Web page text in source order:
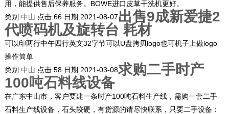
用，能提供售后保养服务。BOWE进口皮草干洗机更好。
类别:中山 点击:66 日期:2021-08-07出售9成新爱捷2
代喷码机及旋转台 耗材
可以印两行中午四行英文32字节可以U盘拷贝logo也可机子上做logo
操作简单
类别:中山 点击:58 日期:2021-03-08求购二手时产
100吨石料线设备
在广东中山市，客户要建一条时产100吨石料生产线，需购一套二手
石料生产线设备，石头较硬，有货源的请尽快联系，只要二手设备：